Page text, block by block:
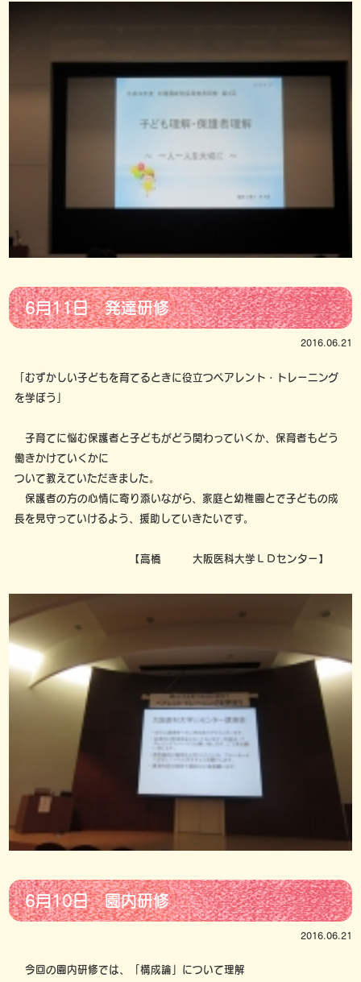
6月11日 発達研修
2016.06.21
「むずかしい子どもを育てるときに役立つペアレント・トレーニング
を学ぼう」
子育てに悩む保護者と子どもがどう関わっていくか、保育者もどう
働きかけていくかに
ついて教えていただきました。
保護者の方の心情に寄り添いながら、家庭と幼稚園とで子どもの成
長を見守っていけるよう、援助していきたいです。
【高橋 大阪医科大学ＬＤセンター】
6月10日 園内研修
2016.06.21
今回の園内研修では、「構成論」について理解